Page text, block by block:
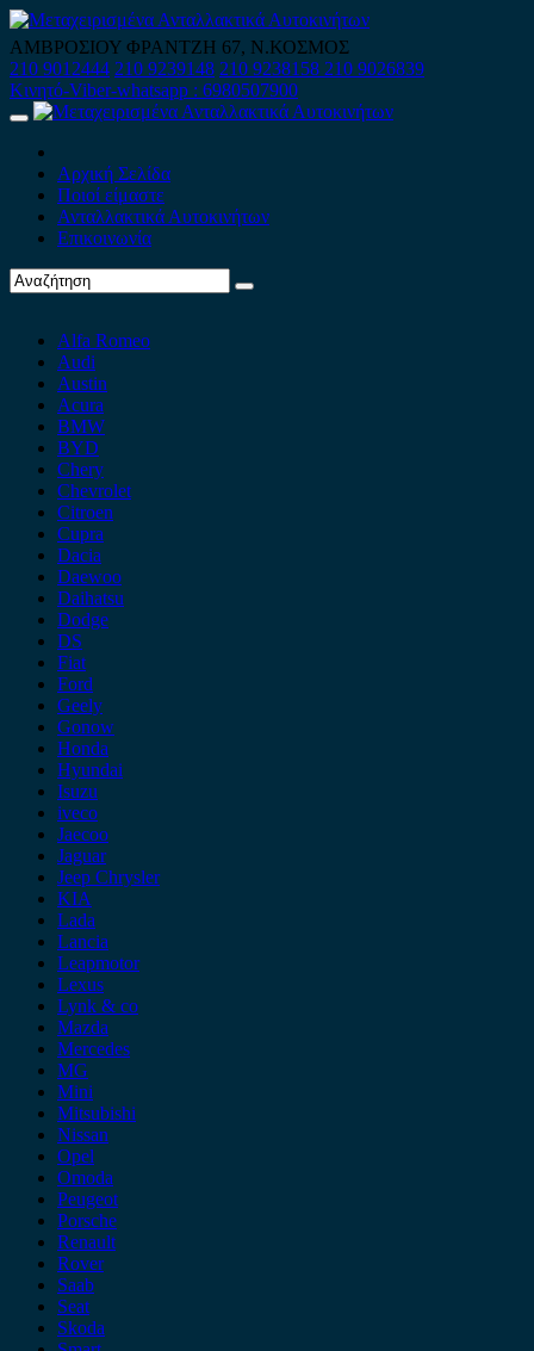
Skip
to
content
ΑΜΒΡΟΣΙΟΥ ΦΡΑΝΤΖΗ 67, Ν.ΚΟΣΜΟΣ
210 9012444 210 9239148 210 9238158 210 9026839
Κινητό-Viber-whatsapp : 6980507900
Primary
Αρχική Σελίδα
Ποιοί είμαστε
Ανταλλακτικά Αυτοκινήτων
Επικοινωνία
Alfa Romeo
Audi
Austin
Acura
BMW
BYD
Chery
Chevrolet
Citroen
Cupra
Dacia
Daewoo
Daihatsu
Dodge
DS
Fiat
Ford
Geely
Gonow
Honda
Hyundai
Isuzu
iveco
Jaecoo
Jaguar
Jeep Chrysler
KIA
Lada
Lancia
Leapmotor
Lexus
Lynk & co
Mazda
Mercedes
MG
Mini
Mitsubishi
Nissan
Opel
Omoda
Peugeot
Porsche
Renault
Rover
Saab
Seat
Skoda